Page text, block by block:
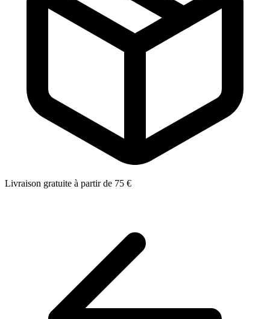
Livraison gratuite à partir de 75 €